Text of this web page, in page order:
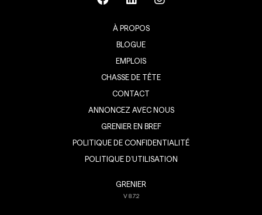
À PROPOS
BLOGUE
EMPLOIS
CHASSE DE TÊTE
CONTACT
ANNONCEZ AVEC NOUS
GRENIER EN BREF
POLITIQUE DE CONFIDENTIALITÉ
POLITIQUE D’UTILISATION
GRENIER
V8.7.2